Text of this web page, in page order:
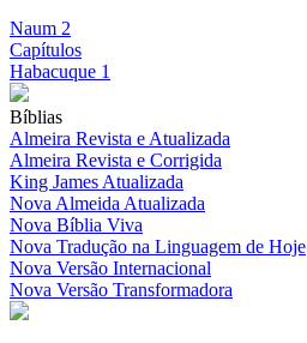
Naum 2
Capítulos
Habacuque 1
Bíblias
Almeira Revista e Atualizada
Almeira Revista e Corrigida
King James Atualizada
Nova Almeida Atualizada
Nova Bíblia Viva
Nova Tradução na Linguagem de Hoje
Nova Versão Internacional
Nova Versão Transformadora